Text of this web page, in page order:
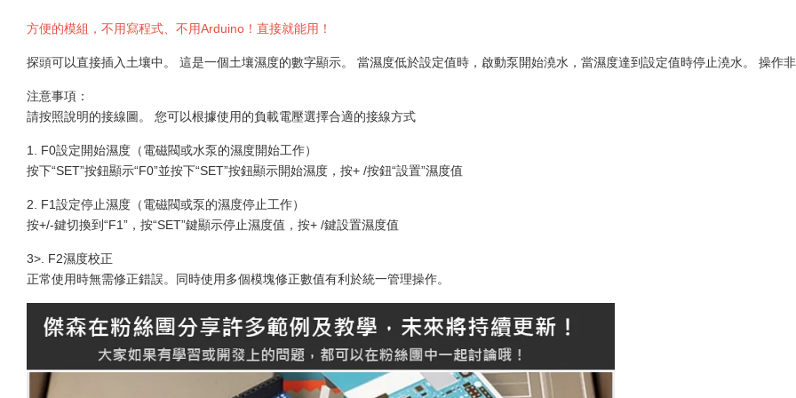
方便的模組，不用寫程式、不用Arduino！直接就能用！
探頭可以直接插入土壤中。 這是一個土壤濕度的數字顯示。 當濕度低於設定值時，啟動泵開始澆水，當濕度達到設定值時停止澆水。 操作
注意事項：
請按照說明的接線圖。 您可以根據使用的負載電壓選擇合適的接線方式
1. F0設定開始濕度（電磁閥或水泵的濕度開始工作）
按下“SET”按鈕顯示“F0”並按下“SET”按鈕顯示開始濕度，按+ /按鈕“設置”濕度值
2. F1設定停止濕度（電磁閥或泵的濕度停止工作）
按+/-鍵切換到“F1”，按“SET”鍵顯示停止濕度值，按+ /鍵設置濕度值
3>. F2濕度校正
正常使用時無需修正錯誤。同時使用多個模塊修正數值有利於統一管理操作。